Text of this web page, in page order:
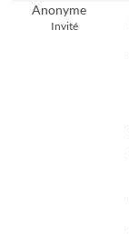
Anonyme
Invité